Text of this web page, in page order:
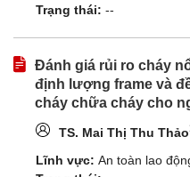
Trạng thái: --
Đánh giá rủi ro cháy
định lượng frame và
cháy chữa cháy cho
TS. Mai Thị Thu Thảo
Lĩnh vực: An toàn lao